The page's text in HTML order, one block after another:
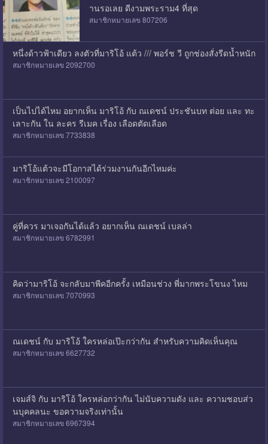
านรอเลย ดีงามพระราม4 ที่สุด
สมาชิกหมายเลข 807206
หนึ่งด้าวฟ้าเดียว ลงตัวที่มาริโอ้ แต้ว /// พอร์ช วี ถูกช่องสั่งรีดน้ำหนัก
สมาชิกหมายเลข 2092700
เป็นไปได้ไหม อยากเห็น มาริโอ้ กับ ณเดชน์ ประชันบท ต่อย และ ทะ
เลาะกัน ใน ละคร รีเมค เรื่อง เลือดตัดเลือด
สมาชิกหมายเลข 7733838
มาริโอ้แต้วจะมีโอกาสได้ร่วมงานกันอีกไหมค่ะ
สมาชิกหมายเลข 2100097
คู่ที่ควร มาเจอกันได้แล้ว อยากเห็น ณเดชน์ เบลล่า
สมาชิกหมายเลข 6782991
คิดว่ามาริโอ้ จะกลับมาพีคอีกครั้ง เหมือนช่วง พี่มากพระโขนง ไหม
สมาชิกหมายเลข 7070993
ณเดชน์ กับ มาริโอ้ ใครหล่อเป๊ะกว่ากัน สำหรับความคิดเห็นคุณ
สมาชิกหมายเลข 6627732
เจมส์จิ กับ มาริโอ้ ใครหล่อกว่ากัน ไม่นับความดัง และ ความชอบส่ว
นบุคคลนะ ขอความจริงเท่านั้น
สมาชิกหมายเลข 6967394